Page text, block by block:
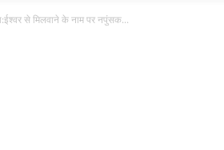
से मिलवाने के नाम पर नपुंसक...